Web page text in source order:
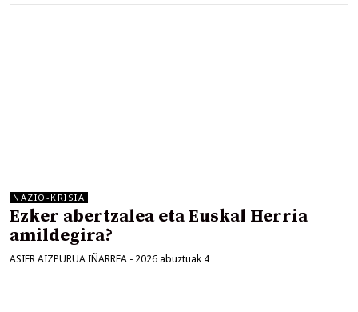
NAZIO-KRISIA
Ezker abertzalea eta Euskal Herria
amildegira?
ASIER AIZPURUA IÑARREA - 2026 abuztuak 4